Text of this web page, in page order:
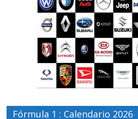
Fórmula 1 : Calendario 2026